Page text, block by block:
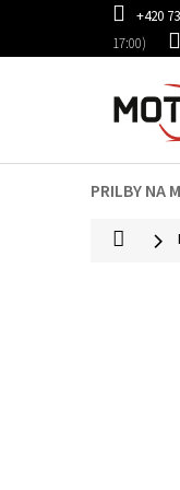
+420
PRILBY NA
Domov